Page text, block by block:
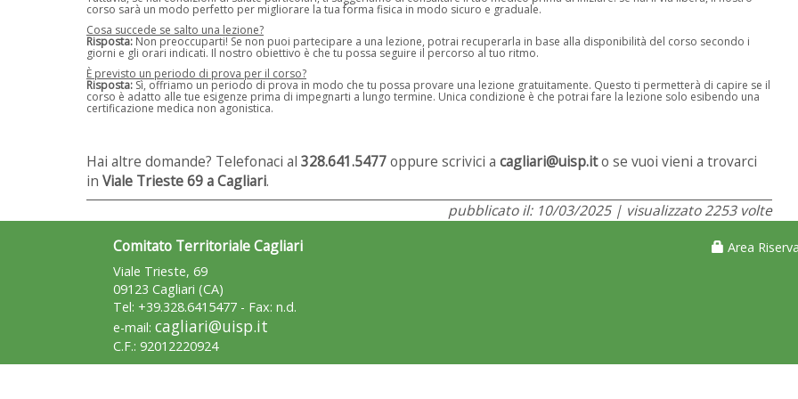
corso sarà un modo perfetto per migliorare la tua forma fisica in modo sicuro e graduale.
Cosa succede se salto una lezione?
Risposta: Non preoccuparti! Se non puoi partecipare a una lezione, potrai recuperarla in base alla disponibilità del corso secondo i
giorni e gli orari indicati. Il nostro obiettivo è che tu possa seguire il percorso al tuo ritmo.
È previsto un periodo di prova per il corso?
Risposta: Sì, offriamo un periodo di prova in modo che tu possa provare una lezione gratuitamente. Questo ti permetterà di capire se il
corso è adatto alle tue esigenze prima di impegnarti a lungo termine. Unica condizione è che potrai fare la lezione solo esibendo una
certificazione medica non agonistica.
Hai altre domande? Telefonaci al 328.641.5477oppure scrivici a cagliari@uisp.ito se vuoi vieni a trovarci
in Viale Trieste 69 a Cagliari.
pubblicato il: 10/03/2025 | visualizzato 2253 volte
Comitato Territoriale Cagliari
Viale Trieste, 69
09123 Cagliari (CA)
Tel: +39.328.6415477 - Fax: n.d.
e-mail: cagliari@uisp.it
C.F.: 92012220924
Area